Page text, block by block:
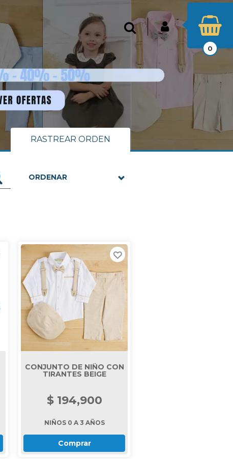
INICIAR SESIÓN
Buscar
0
RASTREAR ORDEN
ORDENAR
CONJUNTO DE NIÑO CON
TIRANTES BEIGE
$ 194,900
NIÑOS 0 A 3 AÑOS
Comprar